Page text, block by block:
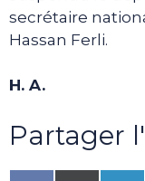
secrétaire
Hassan Ferli.
H. A.
Partager